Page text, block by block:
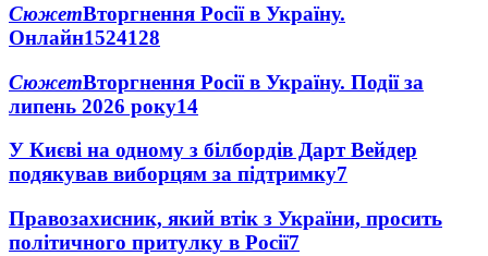
СюжетВторгнення Росії в Україну.
Онлайн1524128
СюжетВторгнення Росії в Україну. Події за
липень 2026 року14
У Києві на одному з білбордів Дарт Вейдер
подякував виборцям за підтримку7
Правозахисник, який втік з України, просить
політичного притулку в Росії7